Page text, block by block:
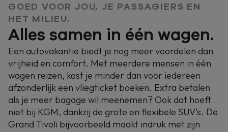
GOED VOOR JOU, JE PASSAGIERS EN
HET MILIEU.
Alles samen in één wagen.
Een autovakantie biedt je nog meer voordelen dan
vrijheid en comfort. Met meerdere mensen in één
wagen reizen, kost je minder dan voor iedereen
afzonderlijk een vliegticket boeken. Extra betalen
als je meer bagage wil meenemen? Ook dat hoeft
niet bij KGM, dankzij de grote en flexibele SUV’s. De
Grand Tivoli bijvoorbeeld maakt indruk met zijn